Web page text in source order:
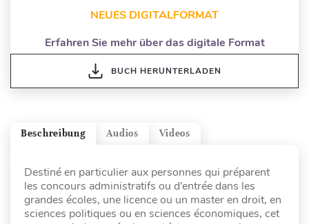
NEUES DIGITALFORMAT
Erfahren Sie mehr über das digitale Format
BUCH HERUNTERLADEN
Videos
Audios
Beschreibung
Destiné en particulier aux personnes qui préparent
les concours administratifs ou d’entrée dans les
grandes écoles, une licence ou un master en droit, en
sciences politiques ou en sciences économiques, cet